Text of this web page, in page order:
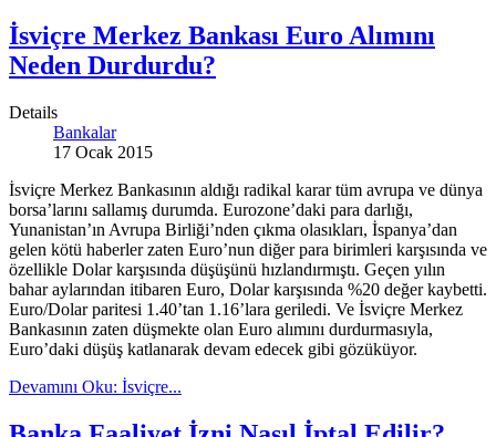
İsviçre Merkez Bankası Euro Alımını
Neden Durdurdu?
Details
Bankalar
17 Ocak 2015
İsviçre Merkez Bankasının aldığı radikal karar tüm avrupa ve dünya
borsa’larını sallamış durumda. Eurozone’daki para darlığı,
Yunanistan’ın Avrupa Birliği’nden çıkma olasıkları, İspanya’dan
gelen kötü haberler zaten Euro’nun diğer para birimleri karşısında ve
özellikle Dolar karşısında düşüşünü hızlandırmıştı. Geçen yılın
bahar aylarından itibaren Euro, Dolar karşısında %20 değer kaybetti.
Euro/Dolar paritesi 1.40’tan 1.16’lara geriledi. Ve İsviçre Merkez
Bankasının zaten düşmekte olan Euro alımını durdurmasıyla,
Euro’daki düşüş katlanarak devam edecek gibi gözüküyor.
Devamını Oku: İsviçre...